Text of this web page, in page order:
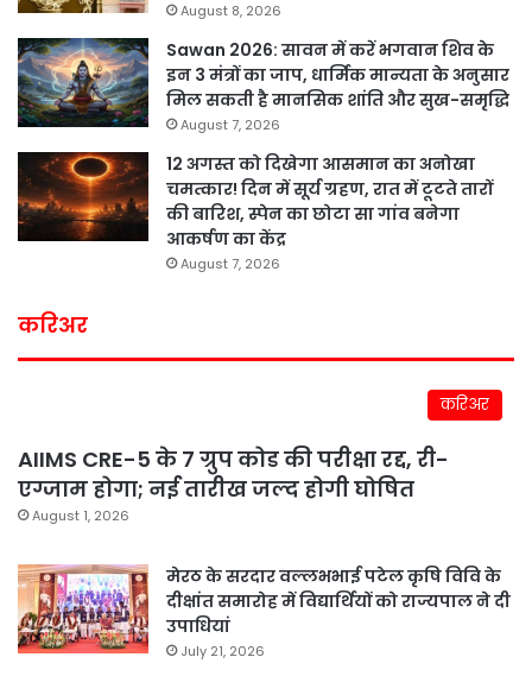
August 8, 2026
Sawan 2026: सावन में करें भगवान शिव के
इन 3 मंत्रों का जाप, धार्मिक मान्यता के अनुसार
मिल सकती है मानसिक शांति और सुख-समृद्धि
August 7, 2026
12 अगस्त को दिखेगा आसमान का अनोखा
चमत्कार! दिन में सूर्य ग्रहण, रात में टूटते तारों
की बारिश, स्पेन का छोटा सा गांव बनेगा
आकर्षण का केंद्र
August 7, 2026
करिअर
करिअर
AIIMS CRE-5 के 7 ग्रुप कोड की परीक्षा रद्द, री-
एग्जाम होगा; नई तारीख जल्द होगी घोषित
August 1, 2026
मेरठ के सरदार वल्लभभाई पटेल कृषि विवि के
दीक्षांत समारोह में विद्यार्थियों को राज्यपाल ने दी
उपाधियां
July 21, 2026